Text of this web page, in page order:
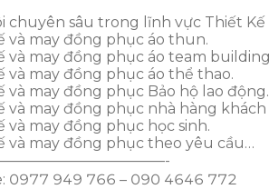
chuyên sâu trong lĩnh vực Thiết Kế
và may đồng phục áo thun.
và may đồng phục áo team
và may đồng phục áo thể thao.
và may đồng phục Bảo hộ lao động.
và may đồng phục nhà hàng khách
và may đồng phục học sinh.
và may đồng phục theo yêu cầu…
0977 949 766 – 090 4646 772